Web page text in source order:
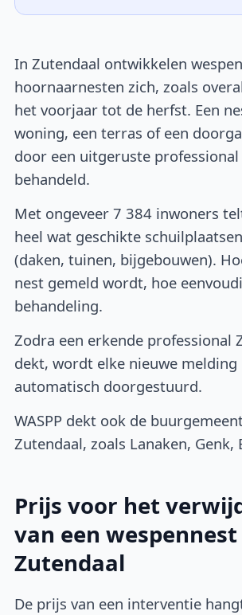
In Zutendaal ontwikkelen
hoornaarnesten zich, zoals
het voorjaar tot de herfst. Een
woning, een terras of een
door een uitgeruste
behandeld.
Met ongeveer 7 384 inwoners
heel wat geschikte
(daken, tuinen, bijgebouwen).
nest gemeld wordt, hoe
behandeling.
Zodra een erkende professional
dekt, wordt elke nieuwe melding
automatisch doorgestuurd.
WASPP dekt ook de
Zutendaal, zoals Lanaken, Genk,
Prijs voor het
van een
Zutendaal
De prijs van een interventie